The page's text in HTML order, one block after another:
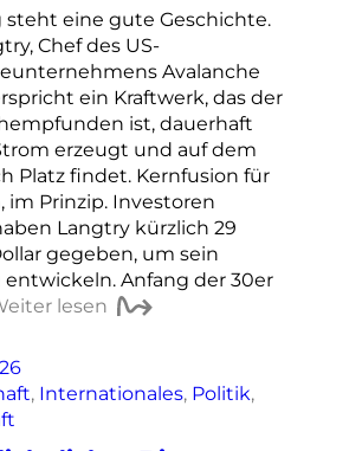
steht eine gute Geschichte.
Chef des US-
Avalanche
ein Kraftwerk, das der
ist, dauerhaft
erzeugt und auf dem
Platz findet. Kernfusion für
im Prinzip. Investoren
Langtry kürzlich 29
gegeben, um sein
Anfang der 30er
lesen
, Internationales, Politik